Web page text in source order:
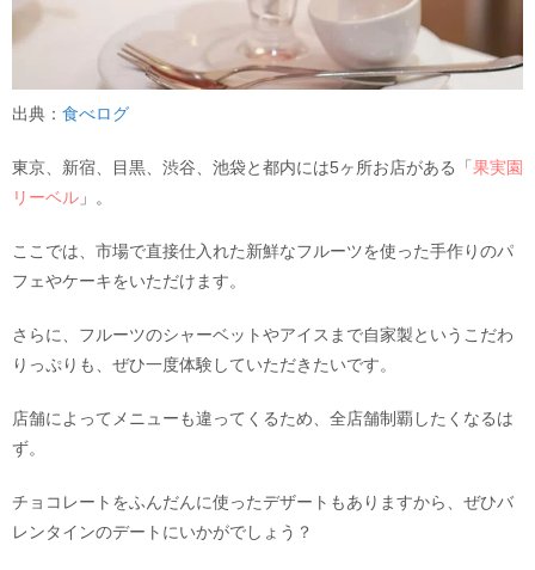
出典： 食べログ
東京、新宿、目黒、渋谷、池袋と都内には5ヶ所お店がある「 果実園
リーベル 」。
ここでは、市場で直接仕入れた新鮮なフルーツを使った手作りのパ
フェやケーキをいただけます。
さらに、フルーツのシャーベットやアイスまで自家製というこだわ
りっぷりも、ぜひ一度体験していただきたいです。
店舗によってメニューも違ってくるため、全店舗制覇したくなるは
ず。
チョコレートをふんだんに使ったデザートもありますから、ぜひバ
レンタインのデートにいかがでしょう？